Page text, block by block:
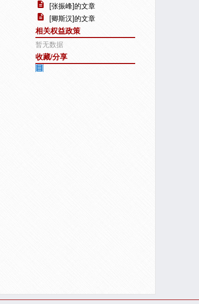
[张振峰]的文章
[卿斯汉]的文章
相关权益政策
暂无数据
收藏/分享